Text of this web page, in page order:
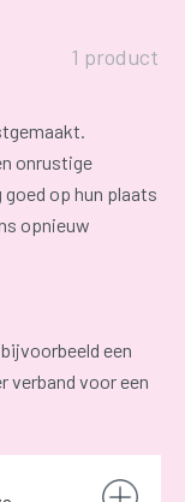
1 product
onrustige
op hun plaats
opnieuw
een
verband voor een